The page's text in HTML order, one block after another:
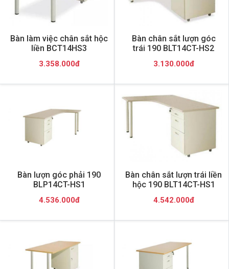
Bàn làm việc chân sắt hộc
liền BCT14HS3
3.358.000đ
Bàn chân sắt lượn góc
trái 190 BLT14CT-HS2
3.130.000đ
Bàn lượn góc phải 190
BLP14CT-HS1
4.536.000đ
Bàn chân sắt lượn trái liền
hộc 190 BLT14CT-HS1
4.542.000đ